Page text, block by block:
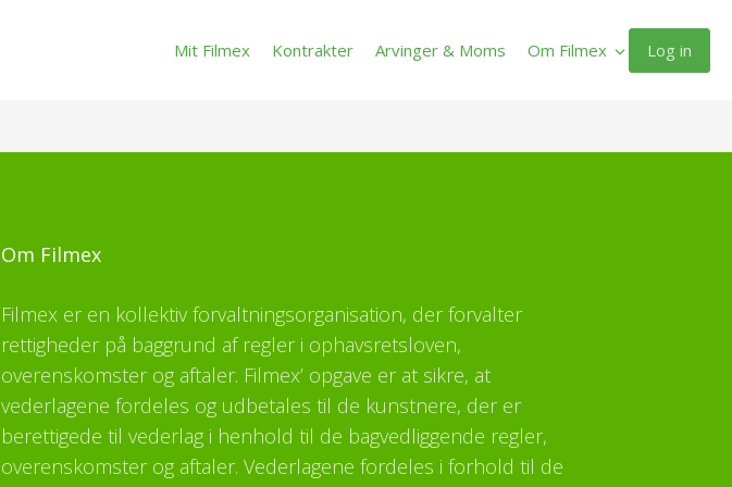
Mit Filmex Kontrakter Arvinger & Moms Om Filmex Log in
Om Filmex
Filmex er en kollektiv forvaltningsorganisation, der forvalter
rettigheder på baggrund af regler i ophavsretsloven,
overenskomster og aftaler. Filmex’ opgave er at sikre, at
vederlagene fordeles og udbetales til de kunstnere, der er
berettigede til vederlag i henhold til de bagvedliggende regler,
overenskomster og aftaler. Vederlagene fordeles i forhold til de